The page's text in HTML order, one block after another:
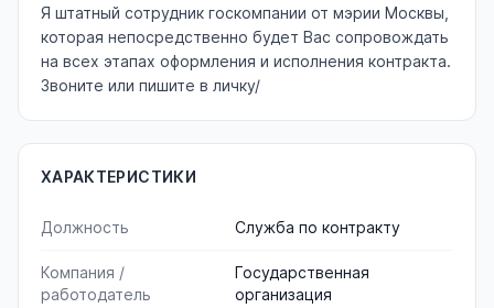
Я штатный сотрудник госкомпании от мэрии Москвы,
которая непосредственно будет Вас сопровождать
на всех этапах оформления и исполнения контракта.
Звоните или пишите в личку/
ХАРАКТЕРИСТИКИ
Должность Служба по контракту
Компания /
работодатель
Государственная
организация